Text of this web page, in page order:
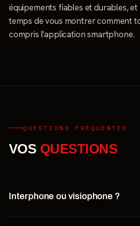
équipements fiables et durables,
temps de vous montrer comment
compris l'application smartphone.
QUESTIONS FRÉQUENTES
VOS QUESTIONS
Interphone ou visiophone ?